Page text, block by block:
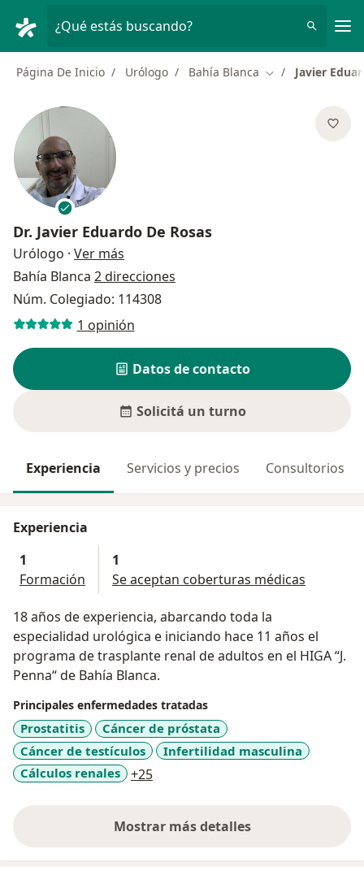
¿Qué estás buscando?
Página De Inicio Urólogo Bahía Blanca Cambiar de
Javier
Dr. Javier Eduardo De Rosas
Urólogo · Ver más
Bahía Blanca 2 direcciones
Núm. Colegiado: 114308
1 opinión
Datos de contacto
Solicitá un turno
Experiencia Servicios y precios Consultorios
Experiencia
1
Formación
1
Se aceptan coberturas médicas
18 años de experiencia, abarcando toda la
especialidad urológica e iniciando hace 11 años el
programa de trasplante renal de adultos en el HIGA “J.
Penna“ de Bahía Blanca.
Principales enfermedades tratadas
Prostatitis
Cáncer de próstata
Cáncer de testículos
Infertilidad masculina
Cálculos renales
+25a11y_sr_more_diseases
Mostrar más detalles
sobre la experiencia